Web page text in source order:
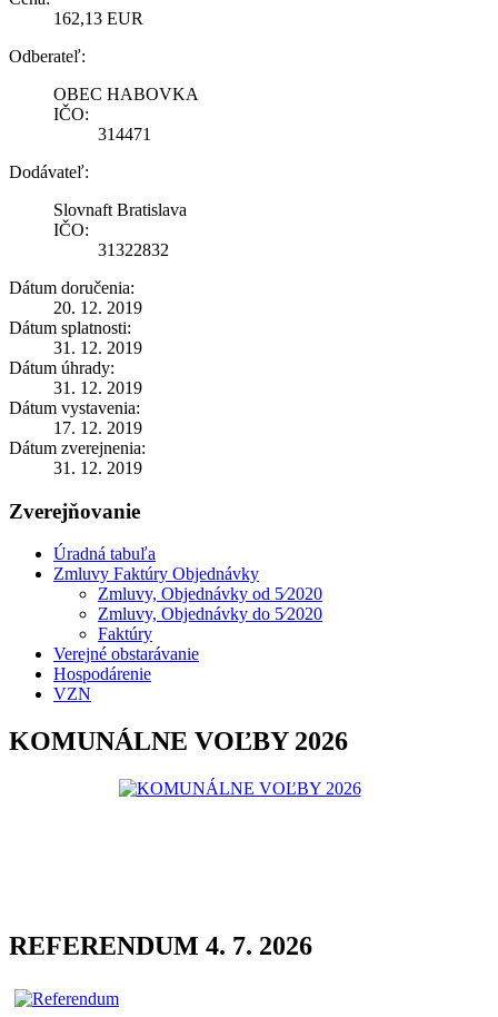
162,13 EUR
Odberateľ:
OBEC HABOVKA
IČO:
314471
Dodávateľ:
Slovnaft Bratislava
IČO:
31322832
Dátum doručenia:
20. 12. 2019
Dátum splatnosti:
31. 12. 2019
Dátum úhrady:
31. 12. 2019
Dátum vystavenia:
17. 12. 2019
Dátum zverejnenia:
31. 12. 2019
Zverejňovanie
Úradná tabuľa
Zmluvy Faktúry Objednávky
Zmluvy, Objednávky od 5⁄2020
Zmluvy, Objednávky do 5⁄2020
Faktúry
Verejné obstarávanie
Hospodárenie
VZN
KOMUNÁLNE VOĽBY 2026
REFERENDUM 4. 7. 2026